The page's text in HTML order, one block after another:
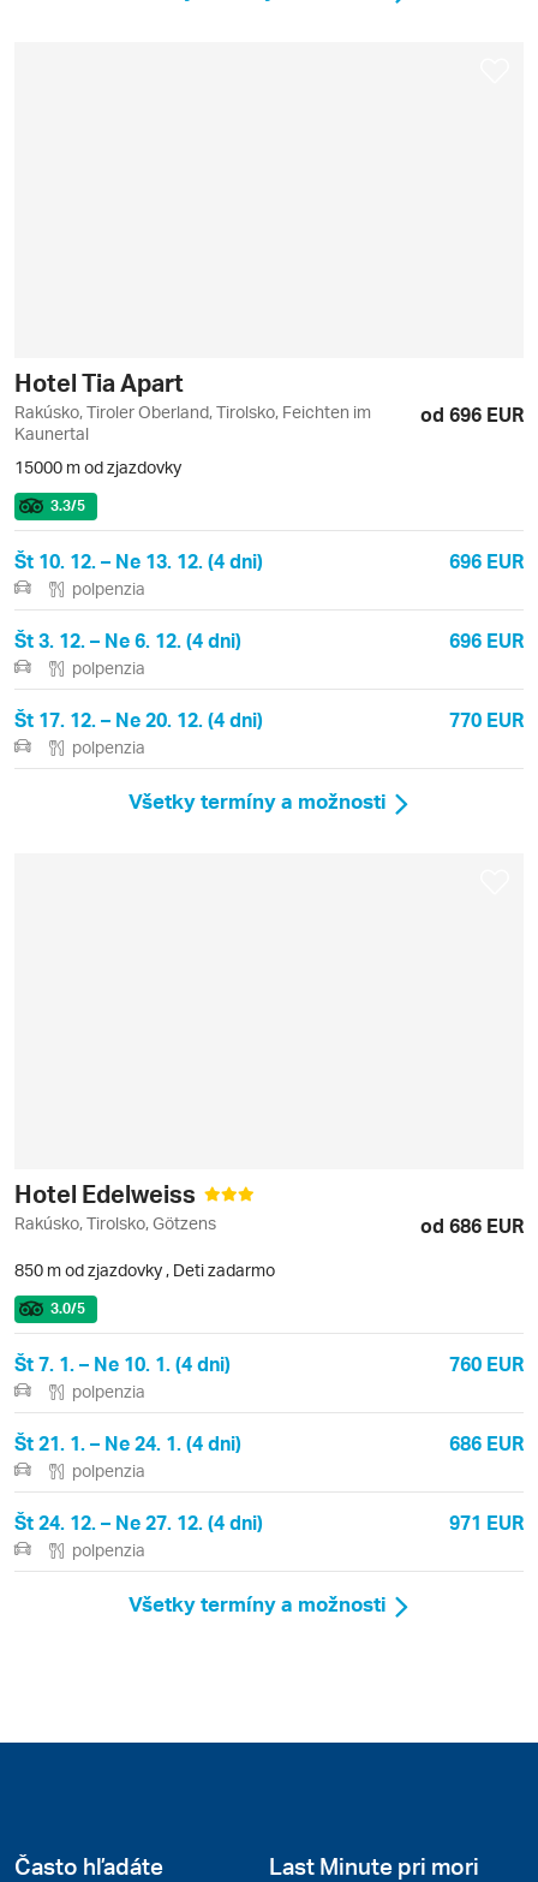
Hotel Tia Apart
Rakúsko, Tiroler Oberland, Tirolsko, Feichten im
Kaunertal
od 696 EUR
15000 m od zjazdovky
3.3/5
Št 10. 12. – Ne 13. 12. (4 dni) 696 EUR
polpenzia
Št 3. 12. – Ne 6. 12. (4 dni) 696 EUR
polpenzia
Št 17. 12. – Ne 20. 12. (4 dni) 770 EUR
polpenzia
Všetky termíny a možnosti
Hotel Edelweiss
Rakúsko, Tirolsko, Götzens od 686 EUR
850 m od zjazdovky , Deti zadarmo
3.0/5
Št 7. 1. – Ne 10. 1. (4 dni) 760 EUR
polpenzia
Št 21. 1. – Ne 24. 1. (4 dni) 686 EUR
polpenzia
Št 24. 12. – Ne 27. 12. (4 dni) 971 EUR
polpenzia
Všetky termíny a možnosti
Často hľadáte Last Minute pri mori